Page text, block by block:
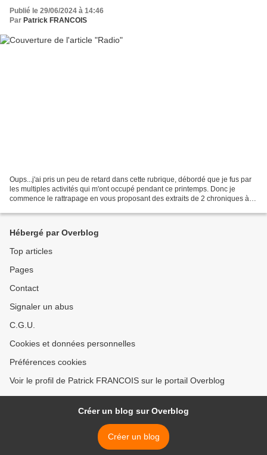
Publié le 29/06/2024 à 14:46
Par Patrick FRANCOIS
Oups...j'ai pris un peu de retard dans cette rubrique, débordé que je fus par
les multiples activités qui m'ont occupé pendant ce printemps. Donc je
commence le rattrapage en vous proposant des extraits de 2 chroniques à
Hébergé par Overblog
Top articles
Pages
Contact
Signaler un abus
C.G.U.
Cookies et données personnelles
Préférences cookies
Voir le profil de Patrick FRANCOIS sur le portail Overblog
Créer un blog sur Overblog
Créer un blog